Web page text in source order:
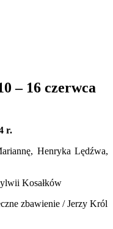
– 16 czerwca
r.
Henryka Lędźwa,
Kosałków
zbawienie / Jerzy Król